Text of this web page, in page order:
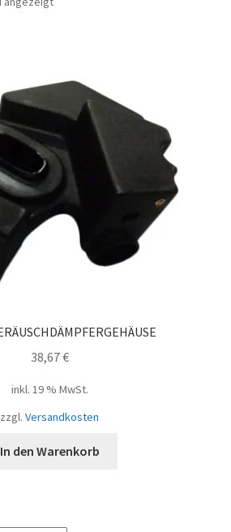
38,67€
inkl. 19 % MwSt.
zzgl. Versandkosten
In den Warenkorb